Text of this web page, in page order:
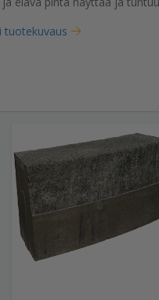
tuotekuvaus